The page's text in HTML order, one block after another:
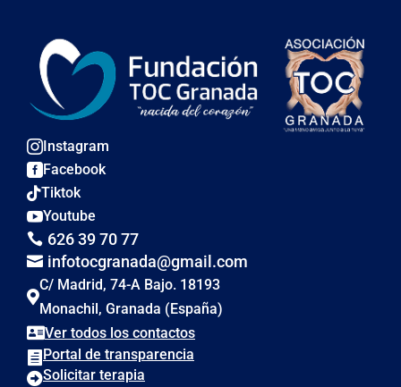
Instagram
Facebook
Tiktok
Youtube
 626 39 70 77
 infotocgranada@gmail.com

C/ Madrid, 74-A Bajo. 18193
Monachil, Granada (España)
Ver todos los contactos
 Portal de transparencia
Solicitar terapia